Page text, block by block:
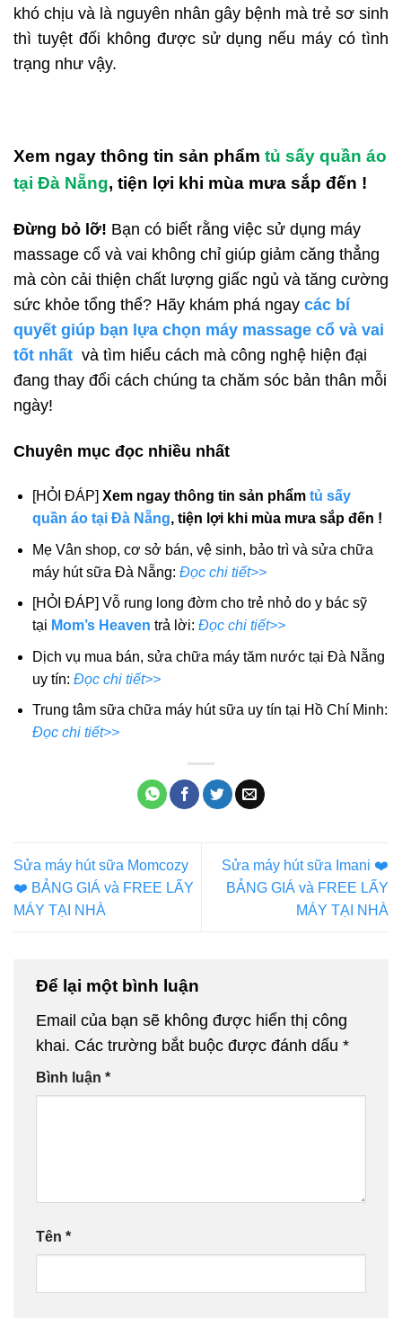
khó chịu và là nguyên nhân gây bệnh mà trẻ sơ sinh
thì tuyệt đối không được sử dụng nếu máy có tình
trạng như vậy.
Xem ngay thông tin sản phẩm tủ sấy quần áo
tại Đà Nẵng, tiện lợi khi mùa mưa sắp đến !
Đừng bỏ lỡ! Bạn có biết rằng việc sử dụng máy
massage cổ và vai không chỉ giúp giảm căng thẳng
mà còn cải thiện chất lượng giấc ngủ và tăng cường
sức khỏe tổng thể? Hãy khám phá ngay các bí
quyết giúp bạn lựa chọn máy massage cổ và vai
tốt nhất và tìm hiểu cách mà công nghệ hiện đại
đang thay đổi cách chúng ta chăm sóc bản thân mỗi
ngày!
Chuyên mục đọc nhiều nhất
[HỎI ĐÁP] Xem ngay thông tin sản phẩm tủ sấy
quần áo tại Đà Nẵng, tiện lợi khi mùa mưa sắp đến !
Mẹ Vân shop, cơ sở bán, vệ sinh, bảo trì và sửa chữa
máy hút sữa Đà Nẵng: Đọc chi tiết>>
[HỎI ĐÁP] Vỗ rung long đờm cho trẻ nhỏ do y bác sỹ
tại Mom’s Heaven trả lời: Đọc chi tiết>>
Dịch vụ mua bán, sửa chữa máy tăm nước tại Đà Nẵng
uy tín: Đọc chi tiết>>
Trung tâm sữa chữa máy hút sữa uy tín tại Hồ Chí Minh:
Đọc chi tiết>>
Sửa máy hút sữa Momcozy
❤️️ BẢNG GIÁ và FREE LẤY
MÁY TẠI NHÀ
Sửa máy hút sữa Imani ❤️️
BẢNG GIÁ và FREE LẤY
MÁY TẠI NHÀ
Để lại một bình luận
Email của bạn sẽ không được hiển thị công
khai. Các trường bắt buộc được đánh dấu *
Bình luận *
Tên *